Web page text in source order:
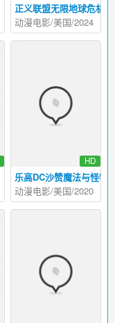
正义联盟无限地球危机(
动漫电影/美国/2024
乐高DC沙赞魔法与怪物
HD
动漫电影/美国/2020